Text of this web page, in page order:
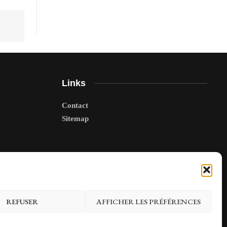
REFUSER AFFICHER LES PRÉFÉRENCES
Links
Contact
Sitemap